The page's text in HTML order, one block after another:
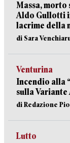
Massa,
Aldo Gullotti
lacrime della
di Sara
Venturina
Incendio alla
sulla
di Redazione
Lutto